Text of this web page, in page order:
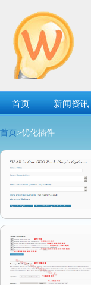
首页 新闻资讯
首页 >优化插件